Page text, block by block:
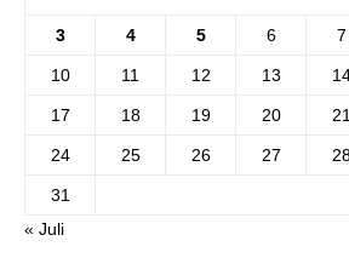
3 4 5 6 7
10 11 12 13
17 18 19 20 21
24 25 26 27
31
« Juli